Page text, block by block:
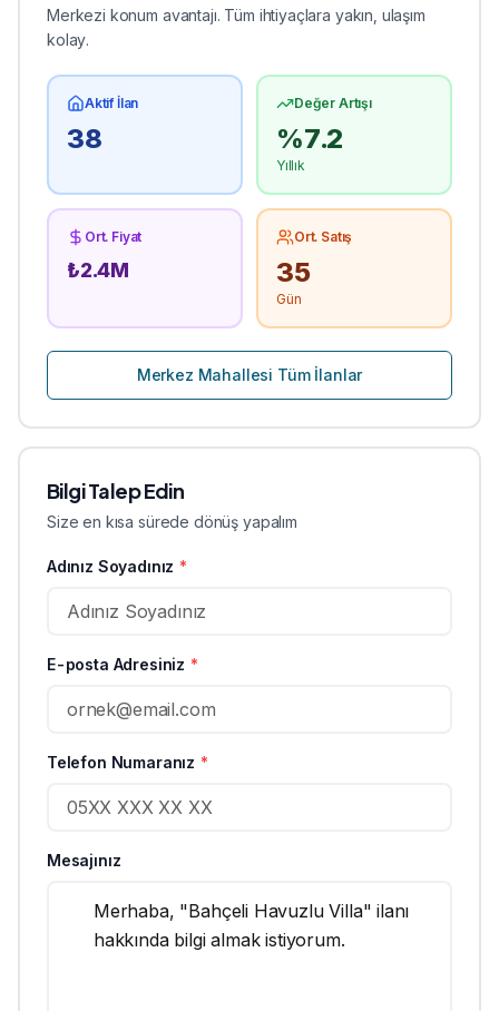
Merkezi konum avantajı. Tüm ihtiyaçlara yakın, ulaşım
kolay.
Aktif İlan
38
Değer Artışı
%7.2
Yıllık
Ort. Fiyat
₺2.4M
Ort. Satış
35
Gün
Merkez Mahallesi Tüm İlanlar
Bilgi Talep Edin
Size en kısa sürede dönüş yapalım
Adınız Soyadınız *
E-posta Adresiniz *
Telefon Numaranız *
Mesajınız